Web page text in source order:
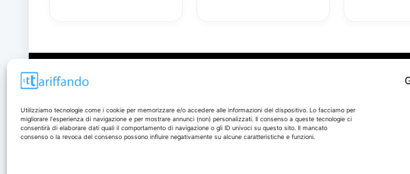
Utilizziamo tecnologie come i cookie per memorizzare e/o accedere alle informazioni del dispositivo. Lo facciamo per
migliorare l'esperienza di navigazione e per mostrare annunci (non) personalizzati. Il consenso a queste tecnologie ci
consentirà di elaborare dati quali il comportamento di navigazione o gli ID univoci su questo sito. Il mancato
consenso o la revoca del consenso possono influire negativamente su alcune caratteristiche e funzioni.
Disclaimer
I marchi citati appartengono ai rispettivi proprietari. Le
offerte segnalate possono subire variazioni: verifica
In qualità di